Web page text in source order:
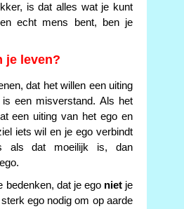
is dat alles wat je kunt
echt mens bent, ben je
je leven?
dat het willen een uiting
een misverstand. Als het
een uiting van het ego en
iets wil en je ego verbindt
als dat moeilijk is, dan
bedenken, dat je ego nietje
ego nodig om op aarde